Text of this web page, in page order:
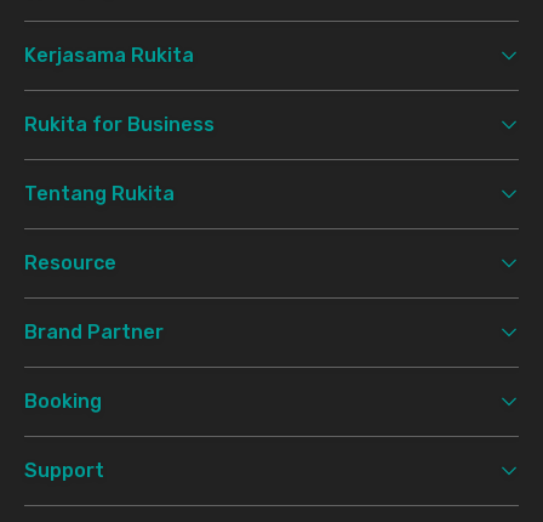
Kerjasama Rukita
Rukita for Business
Tentang Rukita
Resource
Brand Partner
Booking
Support